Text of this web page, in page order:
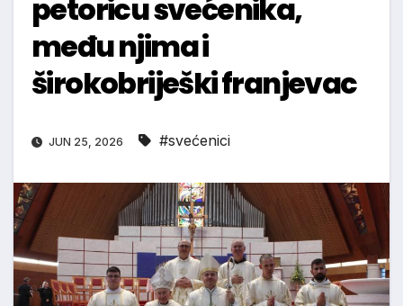
petoricu svećenika,
među njima i
širokobriješki franjevac
JUN 25, 2026 #svećenici